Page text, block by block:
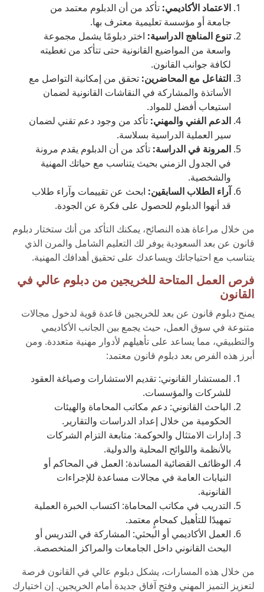
الاعتماد الأكاديمي: تأكد من أن الدبلوم معتمد من
جامعة أو مؤسسة تعليمية معترف بها.
تنوع المناهج الدراسية: اختر دبلومًا يشمل مجموعة
واسعة من المواضيع القانونية حتى تتأكد من تغطيته
لكافة جوانب القانون.
التفاعل مع المحاضرين: تحقق من إمكانية التواصل مع
الأساتذة والمشاركة في النقاشات القانونية لضمان
استيعاب أفضل للمواد.
الدعم الفني والمهني: تأكد من وجود دعم تقني لضمان
سير العملية الدراسية بسلاسة.
المرونة في الدراسة: تأكد من أن الدبلوم يقدم مرونة
في الجدول الزمني بحيث يتناسب مع حياتك المهنية
والشخصية.
آراء الطلاب السابقين: ابحث عن تقييمات وآراء طلاب
قد أنهوا الدبلوم للحصول على فكرة عن الجودة.
من خلال مراعاة هذه النصائح، يمكنك التأكد من أنك ستختار دبلوم
قانون عن بعد السعودية يوفر لك التعليم الشامل والمرن الذي
يتناسب مع احتياجاتك ويساعدك على تحقيق أهدافك المهنية.
فرص العمل المتاحة للخريجين من دبلوم عالي في
القانون
يمنح دبلوم قانون عن بعد للخريجين قاعدة قوية لدخول مجالات
متنوعة في سوق العمل، حيث يجمع بين الجانب الأكاديمي
والتطبيقي، مما يساعد على تأهيلهم لأدوار مهنية متعددة. ومن
أبرز هذه الفرص بعد دبلوم قانون معتمد:
المستشار القانوني: تقديم الاستشارات وصياغة العقود
للشركات والمؤسسات.
الباحث القانوني: دعم مكاتب المحاماة والهيئات
الحكومية من خلال إعداد الدراسات والتقارير.
إدارات الامتثال والحوكمة: متابعة التزام الشركات
بالأنظمة واللوائح المحلية والدولية.
الوظائف القضائية المساندة: العمل في المحاكم أو
النيابات العامة في مجالات مساعدة للإجراءات
القانونية.
التدريب في مكاتب المحاماة: اكتساب الخبرة العملية
تمهيدًا للتأهيل كمحامٍ معتمد.
العمل الأكاديمي أو البحثي: المشاركة في التدريس أو
البحث القانوني داخل الجامعات والمراكز المتخصصة.
من خلال هذه المسارات، يشكل دبلوم عالي في القانون فرصة
لتعزيز التميز المهني وفتح آفاق جديدة أمام الخريجين. إن اختيارك